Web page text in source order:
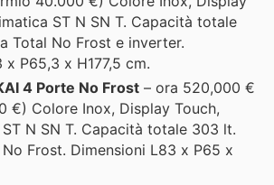
ST N SN T. Capacità totale
Total No Frost e inverter.
P65,3 x H177,5 cm.
4 Porte No Frost – ora 520,000 €
€) Colore Inox, Display Touch,
N SN T. Capacità totale 303 lt.
Frost. Dimensioni L83 x P65 x